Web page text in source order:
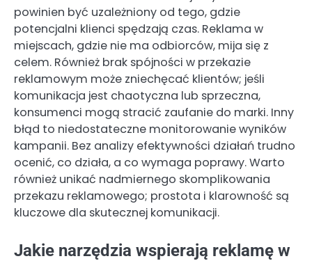
powinien być uzależniony od tego, gdzie
potencjalni klienci spędzają czas. Reklama w
miejscach, gdzie nie ma odbiorców, mija się z
celem. Również brak spójności w przekazie
reklamowym może zniechęcać klientów; jeśli
komunikacja jest chaotyczna lub sprzeczna,
konsumenci mogą stracić zaufanie do marki. Inny
błąd to niedostateczne monitorowanie wyników
kampanii. Bez analizy efektywności działań trudno
ocenić, co działa, a co wymaga poprawy. Warto
również unikać nadmiernego skomplikowania
przekazu reklamowego; prostota i klarowność są
kluczowe dla skutecznej komunikacji.
Jakie narzędzia wspierają reklamę w